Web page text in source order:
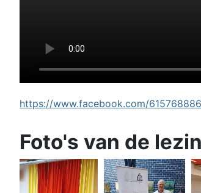
https://www.facebook.com/
Foto's van de